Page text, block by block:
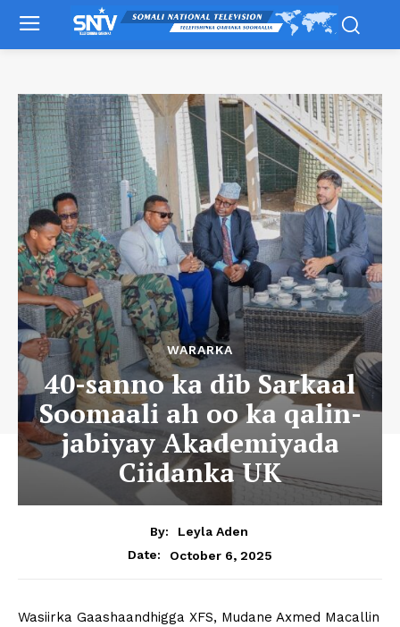
WARARKA
40-sanno ka dib Sarkaal
Soomaali ah oo ka qalin-
jabiyay Akademiyada
Ciidanka UK
By:
Leyla Aden
Date:
October 6, 2025
Wasiirka Gaashaandhigga XFS, Mudane Axmed Macallin